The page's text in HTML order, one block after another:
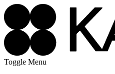
Toggle Menu